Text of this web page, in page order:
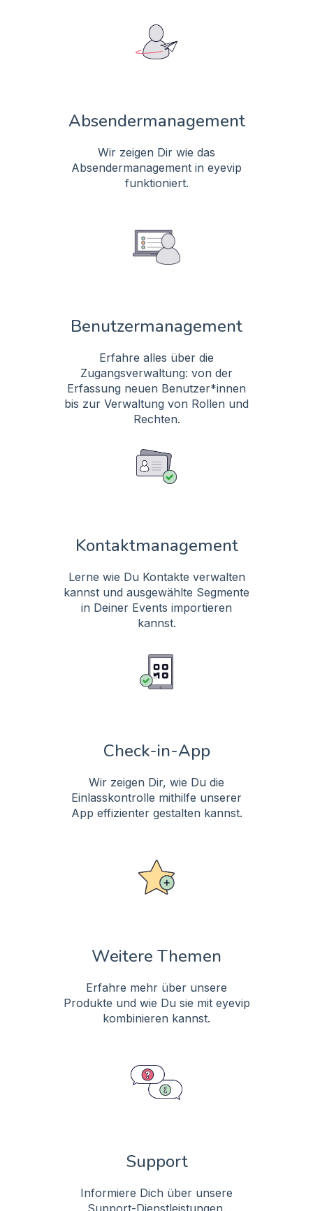
Absendermanagement
Wir zeigen Dir wie das
Absendermanagement in eyevip
funktioniert.
Benutzermanagement
Erfahre alles über die
Zugangsverwaltung: von der
Erfassung neuen Benutzer*innen
bis zur Verwaltung von Rollen und
Rechten.
Kontaktmanagement
Lerne wie Du Kontakte verwalten
kannst und ausgewählte Segmente
in Deiner Events importieren
kannst.
Check-in-App
Wir zeigen Dir, wie Du die
Einlasskontrolle mithilfe unserer
App effizienter gestalten kannst.
Weitere Themen
Erfahre mehr über unsere
Produkte und wie Du sie mit eyevip
kombinieren kannst.
Support
Informiere Dich über unsere
Support-Dienstleistungen.